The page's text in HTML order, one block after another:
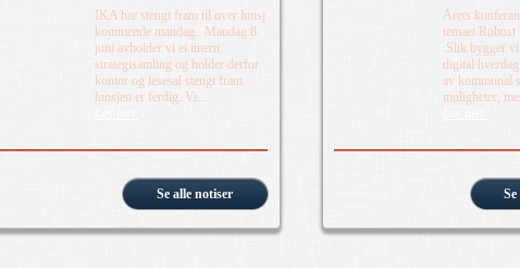
IKA har stengt fram til over lunsj
kommende mandag. Mandag 8.
juni avholder vi ei intern
strategisamling og holder derfor
kontor og lesesal stengt fram
lunsjen er ferdig. Vi...
Se alle notiser
Årets
temaet
Slik bygger
digital
av kommunal
muligheter,